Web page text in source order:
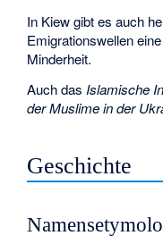
In Kiew gibt es auch
Emigrationswellen
Minderheit.
Auch dasIslamische
der Muslime in der
Geschichte